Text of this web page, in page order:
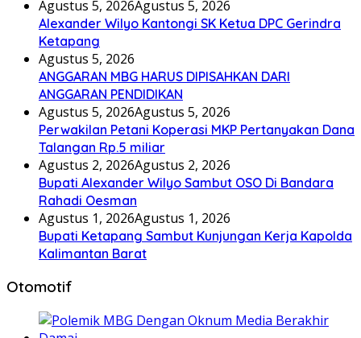
Agustus 5, 2026Agustus 5, 2026
Alexander Wilyo Kantongi SK Ketua DPC Gerindra
Ketapang
Agustus 5, 2026
ANGGARAN MBG HARUS DIPISAHKAN DARI
ANGGARAN PENDIDIKAN
Agustus 5, 2026Agustus 5, 2026
Perwakilan Petani Koperasi MKP Pertanyakan Dana
Talangan Rp.5 miliar
Agustus 2, 2026Agustus 2, 2026
Bupati Alexander Wilyo Sambut OSO Di Bandara
Rahadi Oesman
Agustus 1, 2026Agustus 1, 2026
Bupati Ketapang Sambut Kunjungan Kerja Kapolda
Kalimantan Barat
Otomotif